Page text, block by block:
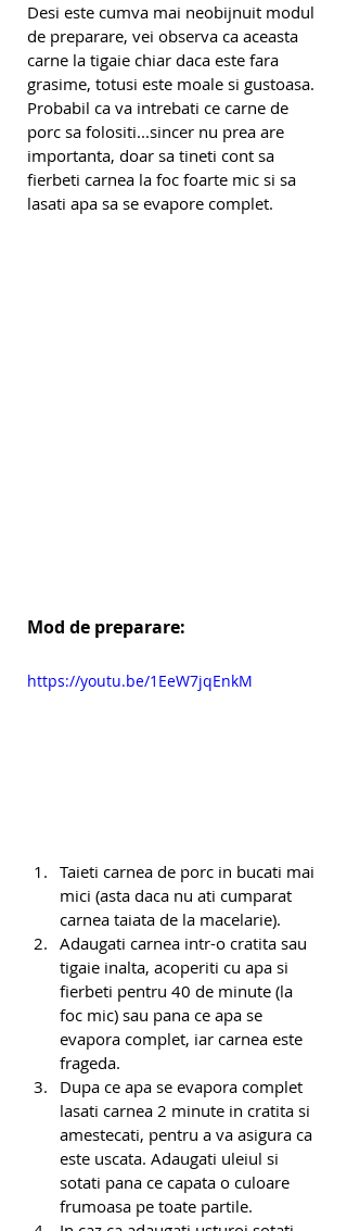
Desi este cumva mai neobijnuit modul
de preparare, vei observa ca aceasta
carne la tigaie chiar daca este fara
grasime, totusi este moale si gustoasa.
Probabil ca va intrebati ce carne de
porc sa folositi...sincer nu prea are
importanta, doar sa tineti cont sa
fierbeti carnea la foc foarte mic si sa
lasati apa sa se evapore complet.
Mod de preparare:
https://youtu.be/1EeW7jqEnkM
Taieti carnea de porc in bucati mai
mici (asta daca nu ati cumparat
carnea taiata de la macelarie).
Adaugati carnea intr-o cratita sau
tigaie inalta, acoperiti cu apa si
fierbeti pentru 40 de minute (la
foc mic) sau pana ce apa se
evapora complet, iar carnea este
frageda.
Dupa ce apa se evapora complet
lasati carnea 2 minute in cratita si
amestecati, pentru a va asigura ca
este uscata. Adaugati uleiul si
sotati pana ce capata o culoare
frumoasa pe toate partile.